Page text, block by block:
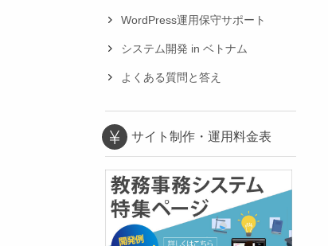
WordPress運用保守サポート
システム開発 in ベトナム
よくある質問と答え
サイト制作・運用料金表